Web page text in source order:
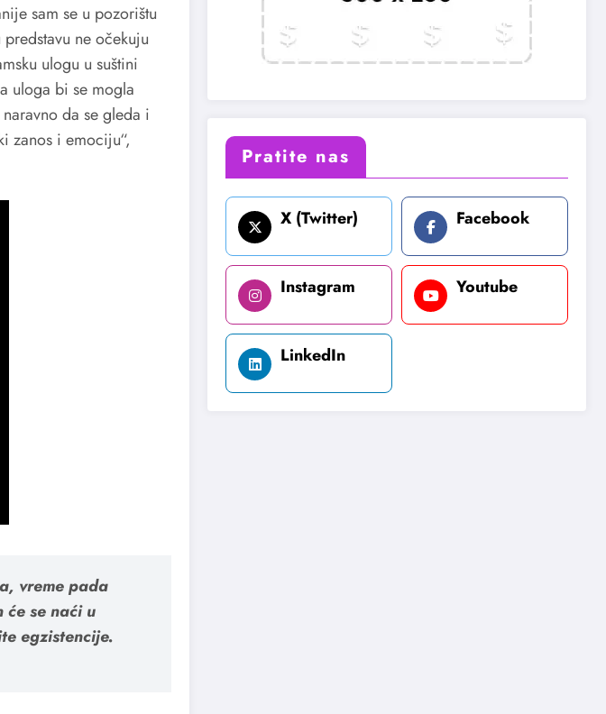
sam se u pozorištu
ne očekuju
ulogu u suštini
uloga bi se mogla
da se gleda i
zanos i emociju“,
vreme pada
se naći u
egzistencije.
Pratite nas
X (Twitter) Facebook
Instagram Youtube
LinkedIn